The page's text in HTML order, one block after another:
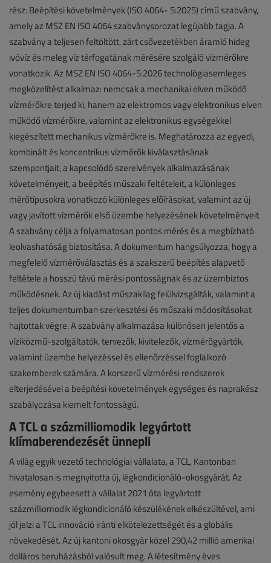
rész: Beépítési követelmények (ISO 4064- 5:2025) című szabvány,
amely az MSZ EN ISO 4064 szabványsorozat legújabb tagja. A
szabvány a teljesen feltöltött, zárt csővezetékben áramló hideg
ivóvíz és meleg víz térfogatának mérésére szolgáló vízmérőkre
vonatkozik. Az MSZ EN ISO 4064-5:2026 technológiasemleges
megközelítést alkalmaz: nemcsak a mechanikai elven működő
vízmérőkre terjed ki, hanem az elektromos vagy elektronikus elven
működő vízmérőkre, valamint az elektronikus egységekkel
kiegészített mechanikus vízmérőkre is. Meghatározza az egyedi,
kombinált és koncentrikus vízmérők kiválasztásának
szempontjait, a kapcsolódó szerelvények alkalmazásának
követelményeit, a beépítés műszaki feltételeit, a különleges
mérőtípusokra vonatkozó különleges előírásokat, valamint az új
vagy javított vízmérők első üzembe helyezésének követelményeit.
A szabvány célja a folyamatosan pontos mérés és a megbízható
leolvashatóság biztosítása. A dokumentum hangsúlyozza, hogy a
megfelelő vízmérőválasztás és a szakszerű beépítés alapvető
feltétele a hosszú távú mérési pontosságnak és az üzembiztos
működésnek. Az új kiadást műszakilag felülvizsgálták, valamint a
teljes dokumentumban szerkesztési és műszaki módosításokat
hajtottak végre. A szabvány alkalmazása különösen jelentős a
víziközmű-szolgáltatók, tervezők, kivitelezők, vízmérőgyártók,
valamint üzembe helyezéssel és ellenőrzéssel foglalkozó
szakemberek számára. A korszerű vízmérési rendszerek
elterjedésével a beépítési követelmények egységes és naprakész
szabályozása kiemelt fontosságú.
A TCL a százmilliomodik legyártott
klímaberendezését ünnepli
A világ egyik vezető technológiai vállalata, a TCL, Kantonban
hivatalosan is megnyitotta új, légkondicionáló‑okosgyárát. Az
esemény egybeesett a vállalat 2021 óta legyártott
százmilliomodik légkondicionáló készülékének elkészültével, ami
jól jelzi a TCL innováció iránti elkötelezettségét és a globális
növekedését. Az új kantoni okosgyár közel 290,42 millió amerikai
dolláros beruházásból valósult meg. A létesítmény éves